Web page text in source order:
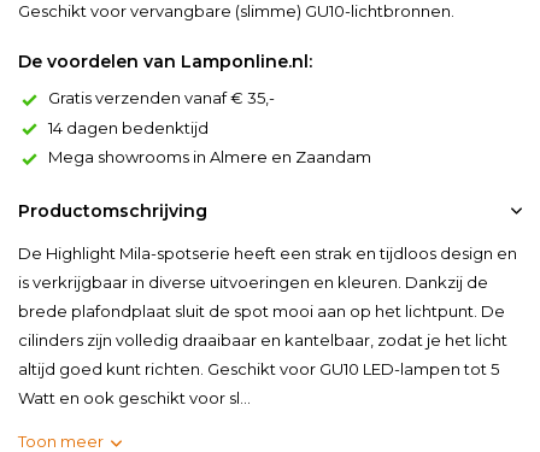
Geschikt voor vervangbare (slimme) GU10-lichtbronnen.
De voordelen van Lamponline.nl:
Gratis verzenden vanaf € 35,-
14 dagen bedenktijd
Mega showrooms in Almere en Zaandam
Productomschrijving
De Highlight Mila-spotserie heeft een strak en tijdloos design en
is verkrijgbaar in diverse uitvoeringen en kleuren. Dankzij de
brede plafondplaat sluit de spot mooi aan op het lichtpunt. De
cilinders zijn volledig draaibaar en kantelbaar, zodat je het licht
altijd goed kunt richten. Geschikt voor GU10 LED-lampen tot 5
Watt en ook geschikt voor sl...
Toon meer